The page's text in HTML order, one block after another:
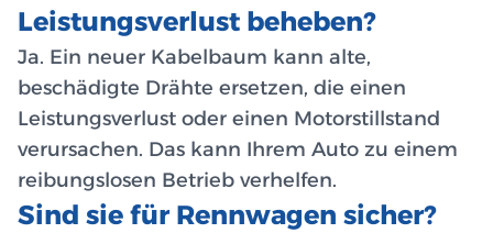
Leistungsverlust beheben?
Ja. Ein neuer Kabelbaum kann alte,
beschädigte Drähte ersetzen, die einen
Leistungsverlust oder einen Motorstillstand
verursachen. Das kann Ihrem Auto zu einem
reibungslosen Betrieb verhelfen.
Sind sie für Rennwagen sicher?